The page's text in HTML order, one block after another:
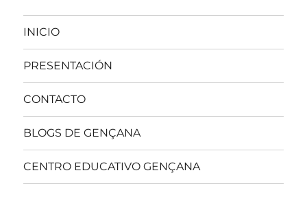
INICIO
PRESENTACIÓN
CONTACTO
BLOGS DE GENÇANA
CENTRO EDUCATIVO GENÇANA